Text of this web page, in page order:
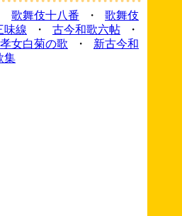
歌舞伎十八番 ・
歌舞伎
味線 ・ 古今和歌六帖
・
孝女白菊の歌 ・
新古今和
集